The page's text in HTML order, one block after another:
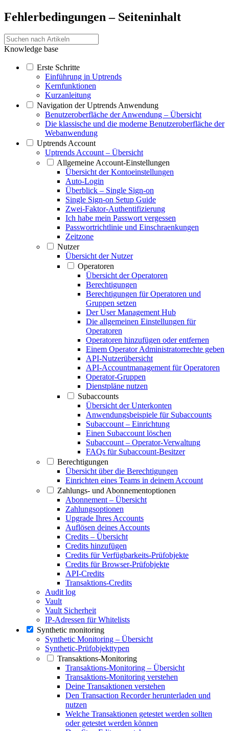
Fehlerbedingungen – Seiteninhalt
Knowledge base
Erste Schritte
Einführung in Uptrends
Kernfunktionen
Kurzanleitung
Navigation der Uptrends Anwendung
Benutzeroberfläche der Anwendung – Übersicht
Die klassische und die moderne Benutzeroberfläche der
Webanwendung
Uptrends Account
Uptrends Account – Übersicht
Allgemeine Account-Einstellungen
Übersicht der Kontoeinstellungen
Auto-Login
Überblick – Single Sign-on
Single Sign-on Setup Guide
Zwei-Faktor-Authentifizierung
Ich habe mein Passwort vergessen
Passwortrichtlinie und Einschraenkungen
Zeitzone
Nutzer
Übersicht der Nutzer
Operatoren
Übersicht der Operatoren
Berechtigungen
Berechtigungen für Operatoren und
Gruppen setzen
Der User Management Hub
Die allgemeinen Einstellungen für
Operatoren
Operatoren hinzufügen oder entfernen
Einem Operator Administratorrechte geben
API-Nutzerübersicht
API-Accountmanagement für Operatoren
Operator-Gruppen
Dienstpläne nutzen
Subaccounts
Übersicht der Unterkonten
Anwendungsbeispiele für Subaccounts
Subaccount – Einrichtung
Einen Subaccount löschen
Subaccount – Operator-Verwaltung
FAQs für Subaccount-Besitzer
Berechtigungen
Übersicht über die Berechtigungen
Einrichten eines Teams in deinem Account
Zahlungs- und Abonnementoptionen
Abonnement – Übersicht
Zahlungsoptionen
Upgrade Ihres Accounts
Auflösen deines Accounts
Credits – Übersicht
Credits hinzufügen
Credits für Verfügbarkeits-Prüfobjekte
Credits für Browser-Prüfobjekte
API-Credits
Transaktions-Credits
Audit log
Vault
Vault Sicherheit
IP-Adressen für Whitelists
Synthetic monitoring
Synthetic Monitoring – Übersicht
Synthetic-Prüfobjekttypen
Transaktions-Monitoring
Transaktions-Monitoring – Übersicht
Transaktions-Monitoring verstehen
Deine Transaktionen verstehen
Den Transaction Recorder herunterladen und
nutzen
Welche Transaktionen getestet werden sollten
oder getestet werden können